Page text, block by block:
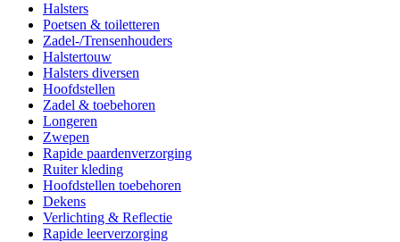
Halsters
Poetsen & toiletteren
Zadel-/Trensenhouders
Halstertouw
Halsters diversen
Hoofdstellen
Zadel & toebehoren
Longeren
Zwepen
Rapide paardenverzorging
Ruiter kleding
Hoofdstellen toebehoren
Dekens
Verlichting & Reflectie
Rapide leerverzorging